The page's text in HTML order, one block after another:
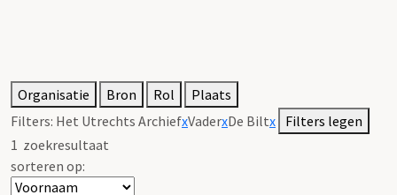
Organisatie Bron Rol
Plaats
Filters: Het Utrechts ArchiefxVaderxDe Biltx Filters legen
1 zoekresultaat
sorteren op: